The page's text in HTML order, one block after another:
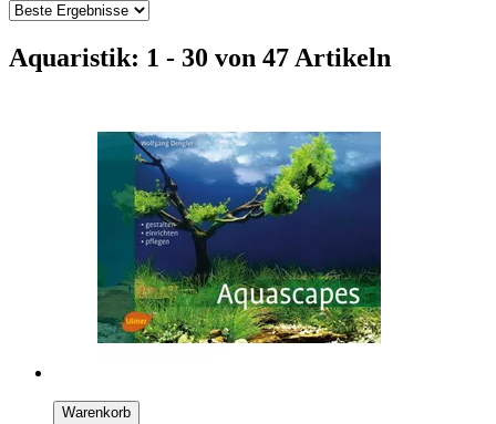
Aquaristik: 1 - 30 von 47 Artikeln
Warenkorb